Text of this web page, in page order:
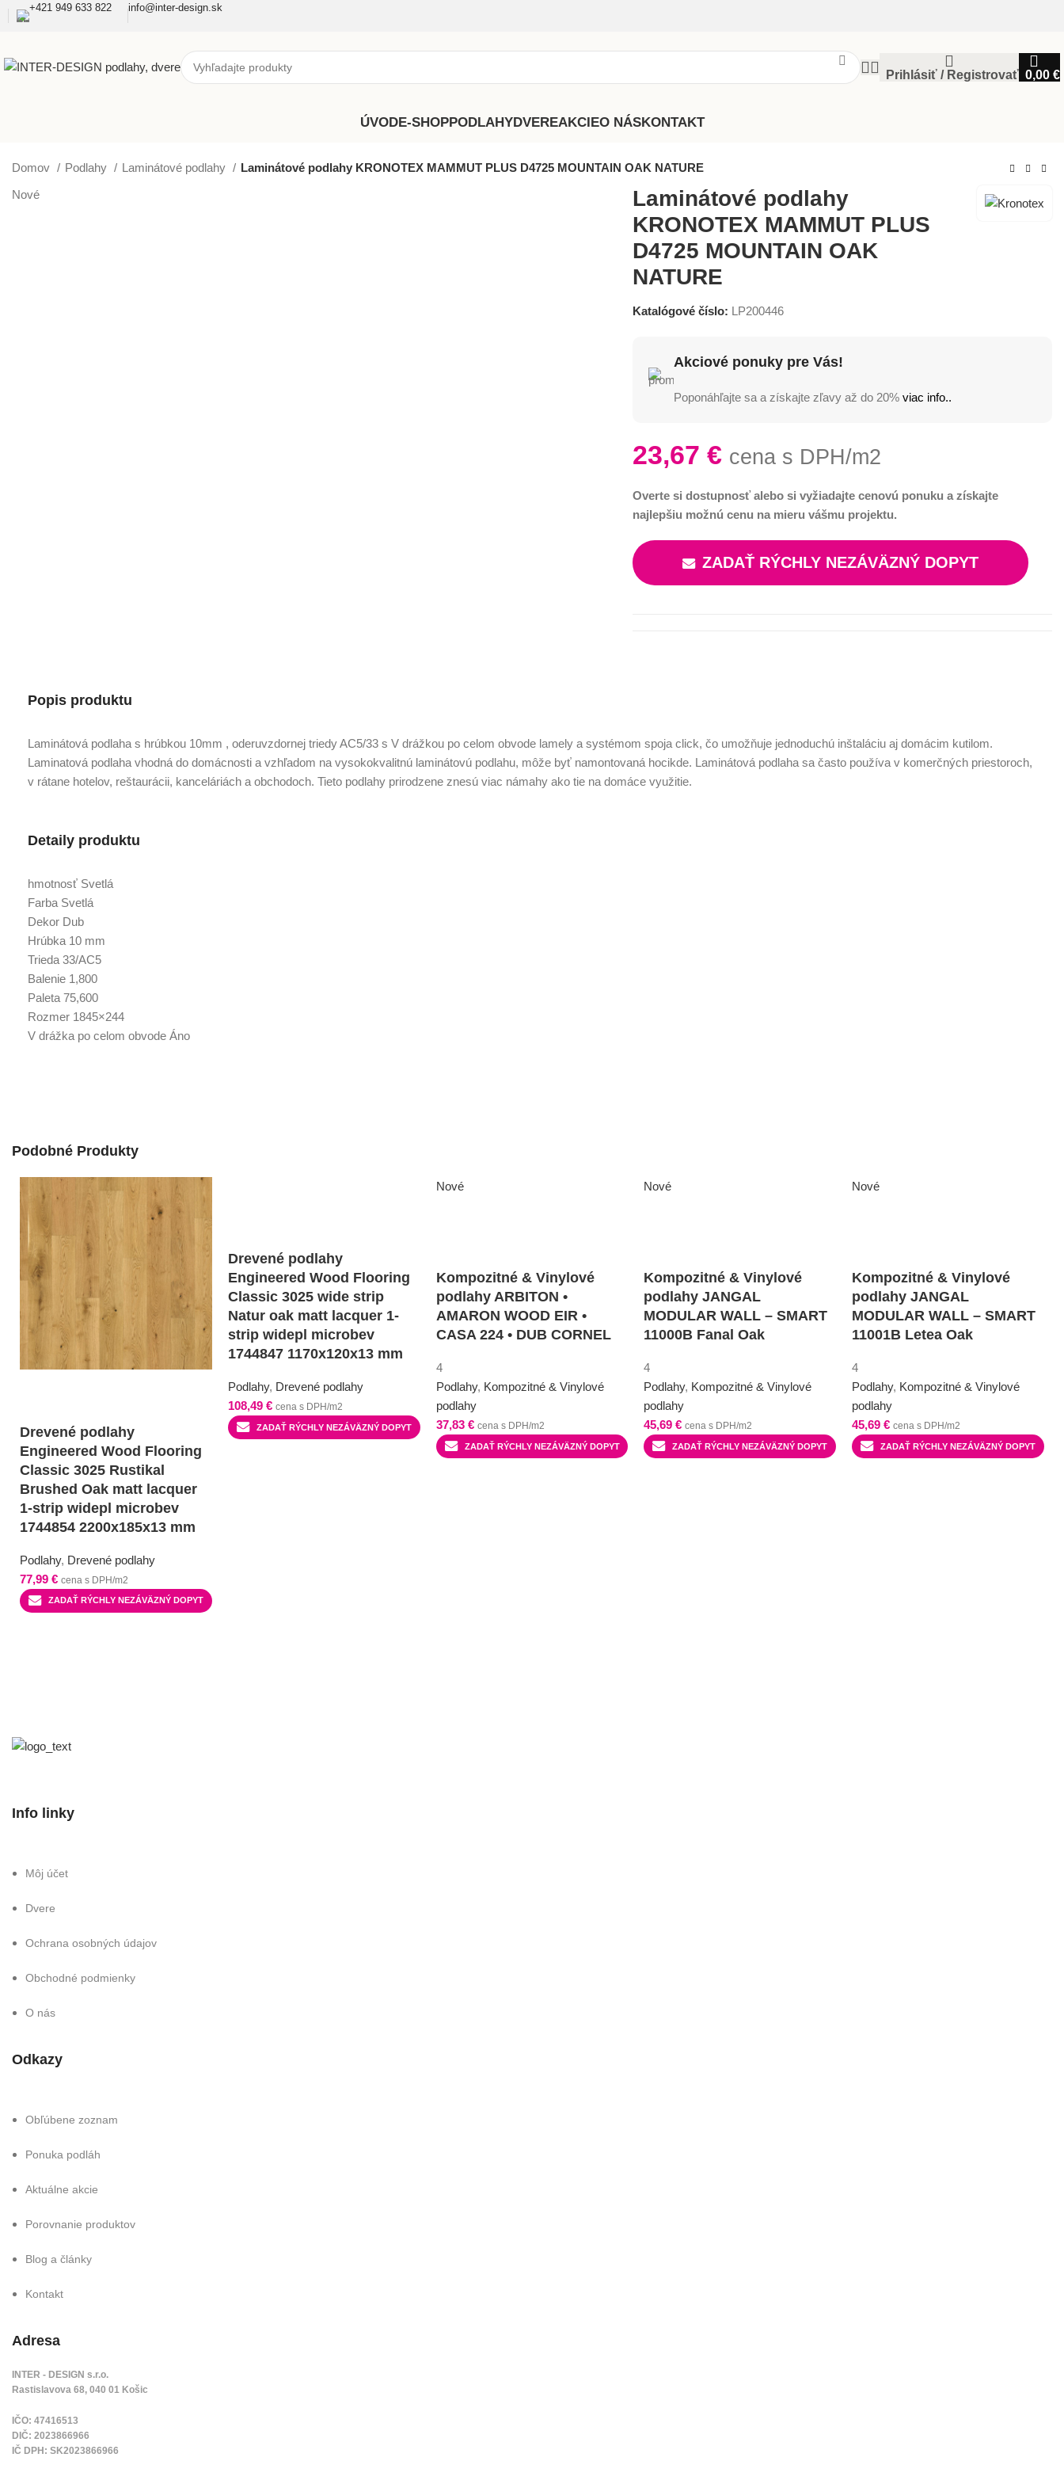
+421 949 633 822 info@inter-design.sk
Prihlásiť / Registrovať 0,00 €
ÚVODE-SHOPPODLAHYDVEREAKCIEO NÁSKONTAKT
Domov Podlahy Laminátové podlahy
Laminátové podlahy KRONOTEX MAMMUT PLUS D4725 MOUNTAIN OAK NATURE
Nové
Laminátové podlahy
KRONOTEX MAMMUT PLUS
D4725 MOUNTAIN OAK
NATURE
Katalógové číslo: LP200446
Akciové ponuky pre Vás!
Poponáhľajte sa a získajte zľavy až do 20% viac info..
23,67 € cena s DPH/m2
Overte si dostupnosť alebo si vyžiadajte cenovú ponuku a získajte
najlepšiu možnú cenu na mieru vášmu projektu.
ZADAŤ RÝCHLY NEZÁVÄZNÝ DOPYT
Popis produktu
Laminátová podlaha s hrúbkou 10mm , oderuvzdornej triedy AC5/33 s V drážkou po celom obvode lamely a systémom spoja click, čo umožňuje jednoduchú inštaláciu aj domácim kutilom.
Laminatová podlaha vhodná do domácnosti a vzhľadom na vysokokvalitnú laminátovú podlahu, môže byť namontovaná hocikde. Laminátová podlaha sa často používa v komerčných priestoroch,
v rátane hotelov, reštaurácii, kanceláriách a obchodoch. Tieto podlahy prirodzene znesú viac námahy ako tie na domáce využitie.
Detaily produktu
hmotnosť Svetlá
Farba Svetlá
Dekor Dub
Hrúbka 10 mm
Trieda 33/AC5
Balenie 1,800
Paleta 75,600
Rozmer 1845×244
V drážka po celom obvode Áno
Podobné Produkty
Drevené podlahy
Engineered Wood Flooring
Classic 3025 Rustikal
Brushed Oak matt lacquer
1-strip widepl microbev
1744854 2200x185x13 mm
Podlahy, Drevené podlahy
77,99 € cena s DPH/m2
ZADAŤ RÝCHLY NEZÁVÄZNÝ DOPYT
Drevené podlahy
Engineered Wood Flooring
Classic 3025 wide strip
Natur oak matt lacquer 1-
strip widepl microbev
1744847 1170x120x13 mm
Podlahy, Drevené podlahy
108,49 € cena s DPH/m2
ZADAŤ RÝCHLY NEZÁVÄZNÝ DOPYT
Nové
Kompozitné & Vinylové
podlahy ARBITON •
AMARON WOOD EIR •
CASA 224 • DUB CORNEL
4
Podlahy, Kompozitné & Vinylové
podlahy
37,83 € cena s DPH/m2
ZADAŤ RÝCHLY NEZÁVÄZNÝ DOPYT
Nové
Kompozitné & Vinylové
podlahy JANGAL
MODULAR WALL – SMART
11000B Fanal Oak
4
Podlahy, Kompozitné & Vinylové
podlahy
45,69€ cena s DPH/m2
ZADAŤ RÝCHLY NEZÁVÄZNÝ DOPYT
Nové
Kompozitné & Vinylové
podlahy JANGAL
MODULAR WALL – SMART
11001B Letea Oak
4
Podlahy, Kompozitné & Vinylové
podlahy
45,69€ cena s DPH/m2
ZADAŤ RÝCHLY NEZÁVÄZNÝ DOPYT
Info linky
Môj účet
Dvere
Ochrana osobných údajov
Obchodné podmienky
O nás
Odkazy
Obľúbene zoznam
Ponuka podláh
Aktuálne akcie
Porovnanie produktov
Blog a články
Kontakt
Adresa
INTER - DESIGN s.r.o.
Rastislavova 68, 040 01 Košic
IČO: 47416513
DIČ: 2023866966
IČ DPH: SK2023866966